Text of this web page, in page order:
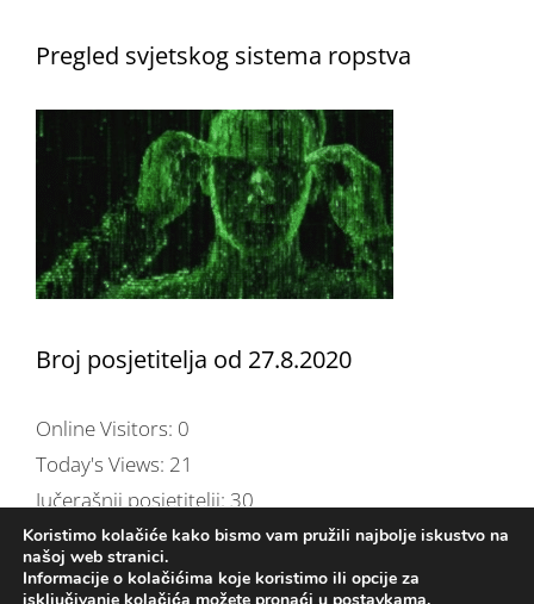
Pregled svjetskog sistema ropstva
Broj posjetitelja od 27.8.2020
Online Visitors: 0
Today's Views: 21
Jučerašnji posjetitelji: 30
Total Views:254.549
Ukupno pregledano stranica:13
Koristimo kolačiće kako bismo vam pružili najbolje iskustvo na
našoj web stranici.
Informacije o kolačićima koje koristimo ili opcije za